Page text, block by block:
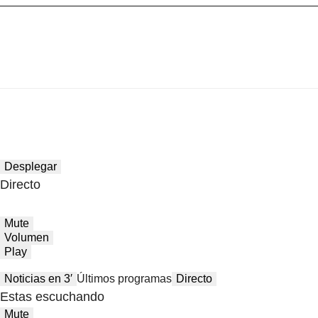
Desplegar
Directo
Mute
Volumen
Play
Noticias en 3′ Últimos programas Directo
Estas escuchando
Mute